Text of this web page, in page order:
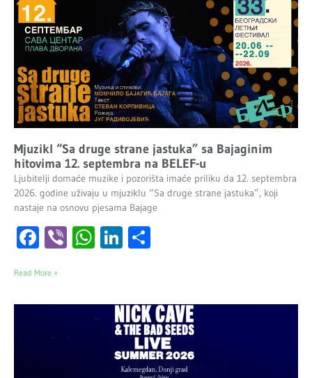
Mjuzikl “Sa druge strane jastuka” sa Bajaginim
hitovima 12. septembra na BELEF-u
Ljubitelji domaće muzike i pozorišta imaće priliku da 12. septembra
2026. godine uživaju u mjuziklu “Sa druge strane jastuka”, koji
nastaje na osnovu pjesama Bajage
Facebook
ViberWhatsApp
LinkedIn
Read More »